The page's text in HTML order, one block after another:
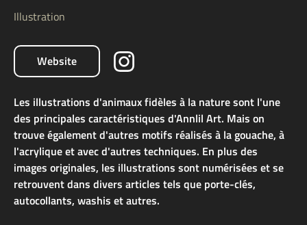
Illustration
Website
Les illustrations d'animaux fidèles à la nature sont l'une
des principales caractéristiques d'Annlil Art. Mais on
trouve également d'autres motifs réalisés à la gouache, à
l'acrylique et avec d'autres techniques. En plus des
images originales, les illustrations sont numérisées et se
retrouvent dans divers articles tels que porte-clés,
autocollants, washis et autres.